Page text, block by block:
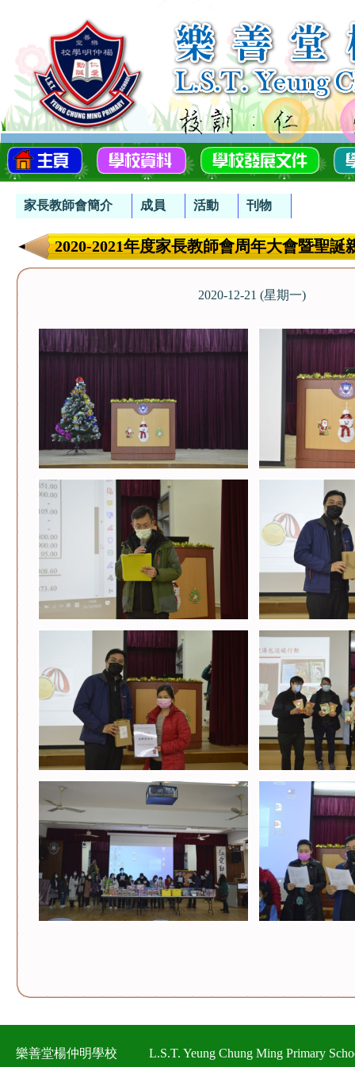
家長教師會簡介 成員 活動 刊物
2020-2021年度家長教師會周年大會暨聖誕
2020-12-21 (星期一)
樂善堂楊仲明學校 L.S.T. Yeung Chung Ming Primary